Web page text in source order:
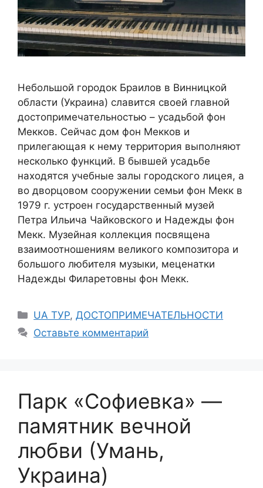
Небольшой городок Браилов в Винницкой
области (Украина) славится своей главной
достопримечательностью – усадьбой фон
Мекков. Сейчас дом фон Мекков и
прилегающая к нему территория выполняют
несколько функций. В бывшей усадьбе
находятся учебные залы городского лицея, а
во дворцовом сооружении семьи фон Мекк в
1979 г. устроен государственный музей
Петра Ильича Чайковского и Надежды фон
Мекк. Музейная коллекция посвящена
взаимоотношениям великого композитора и
большого любителя музыки, меценатки
Надежды Филаретовны фон Мекк.
Рубрики
UA ТУР,ДОСТОПРИМЕЧАТЕЛЬНОСТИ
Оставьте комментарий
Парк «Софиевка» —
памятник вечной
любви (Умань,
Украина)